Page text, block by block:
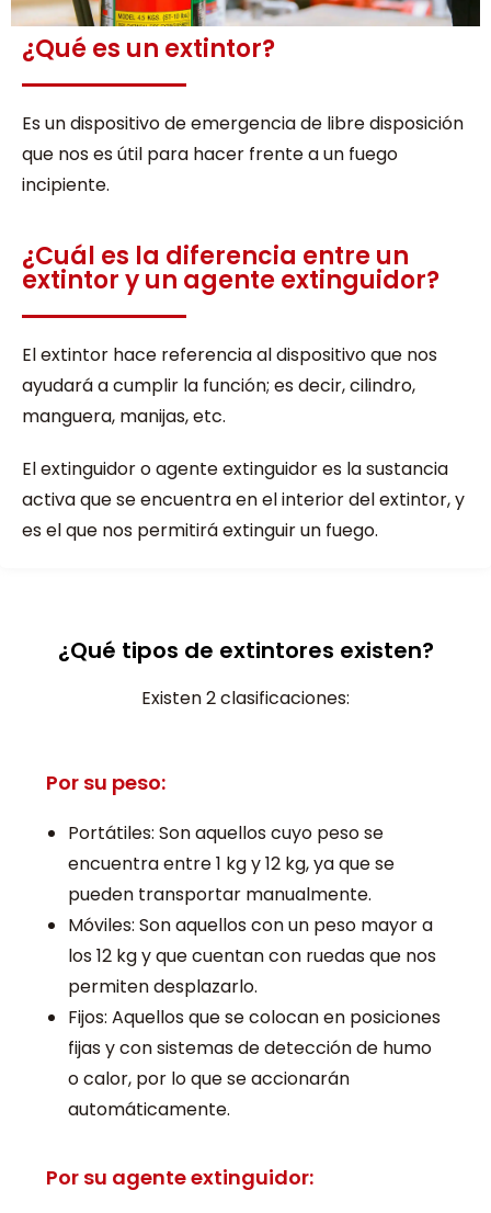
¿Qué es un extintor?
Es un dispositivo de emergencia de libre disposición
que nos es útil para hacer frente a un fuego
incipiente.
¿Cuál es la diferencia entre un
extintor y un agente extinguidor?
El extintor hace referencia al dispositivo que nos
ayudará a cumplir la función; es decir, cilindro,
manguera, manijas, etc.
El extinguidor o agente extinguidor es la sustancia
activa que se encuentra en el interior del extintor, y
es el que nos permitirá extinguir un fuego.
¿Qué tipos de extintores existen?
Existen 2 clasificaciones:
Por su peso:
Portátiles: Son aquellos cuyo peso se
encuentra entre 1 kg y 12 kg, ya que se
pueden transportar manualmente.
Móviles: Son aquellos con un peso mayor a
los 12 kg y que cuentan con ruedas que nos
permiten desplazarlo.
Fijos: Aquellos que se colocan en posiciones
fijas y con sistemas de detección de humo
o calor, por lo que se accionarán
automáticamente.
Por su agente extinguidor: